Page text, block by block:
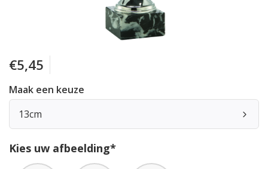
€5,45
Maak een keuze
13cm
Kies uw afbeelding*